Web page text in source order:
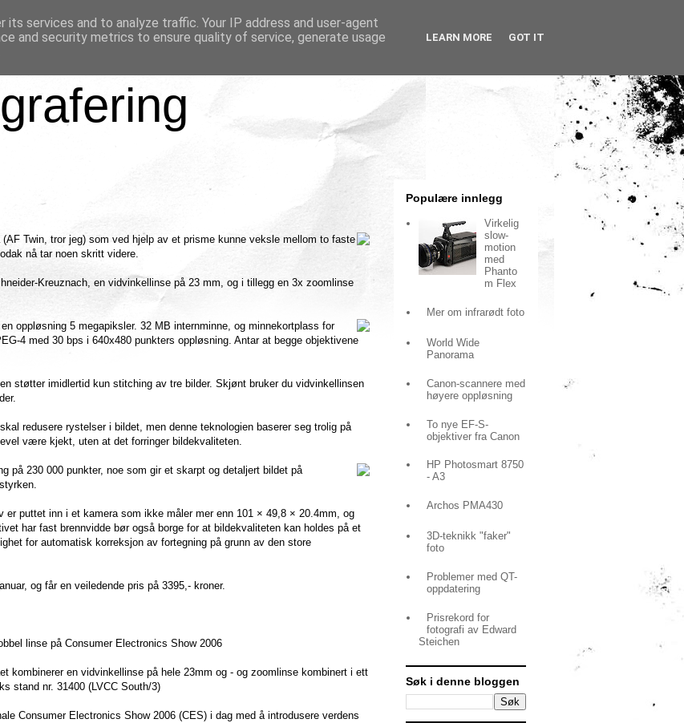
Twin, tror jeg) som ved hjelp av et prisme kunne veksle mellom to faste
nå tar noen skritt videre.
Kreuznach, en vidvinkellinse på 23 mm, og i tillegg en 3x zoomlinse
oppløsning 5 megapiksler. 32 MB internminne, og minnekortplass for
4 med 30 bps i 640x480 punkters oppløsning. Antar at begge objektivene
støtter imidlertid kun stitching av tre bilder. Skjønt bruker du vidvinkellinsen
redusere rystelser i bildet, men denne teknologien baserer seg trolig på
være kjekt, uten at det forringer bildekvaliteten.
på 230 000 punkter, noe som gir et skarpt og detaljert bildet på
puttet inn i et kamera som ikke måler mer enn 101 × 49,8 × 20.4mm, og
har fast brennvidde bør også borge for at bildekvaliteten kan holdes på et
for automatisk korreksjon av fortegning på grunn av den store
og får en veiledende pris på 3395,- kroner.
linse på Consumer Electronics Show 2006
kombinerer en vidvinkellinse på hele 23mm og - og zoomlinse kombinert i ett
stand nr. 31400 (LVCC South/3)
Consumer Electronics Show 2006 (CES) i dag med å introdusere verdens
Populære innlegg
Virkelig
slow-
motion
med
Phanto
m Flex
Mer om infrarødt foto
World Wide
Panorama
Canon-scannere med
høyere oppløsning
To nye EF-S-
objektiver fra Canon
HP Photosmart 8750
- A3
Archos PMA430
3D-teknikk "faker"
foto
Problemer med QT-
oppdatering
Prisrekord for
fotografi av Edward
Steichen
Søk i denne bloggen
services and to analyze traffic. Your IP address and user-agent
and security metrics to ensure quality of service, generate usage
LEARN MORE GOT IT